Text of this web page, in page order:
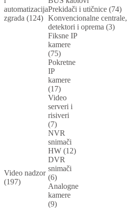
automatizacija
zgrada (124)
Prekidači i utičnice (74)
Konvencionalne centrale,
detektori i oprema (3)
Video nadzor
(197)
Fiksne IP
kamere
(75)
Pokretne
IP
kamere
(17)
Video
serveri i
risiveri
(7)
NVR
snimači
HW (12)
DVR
snimači
(6)
Analogne
kamere
(9)